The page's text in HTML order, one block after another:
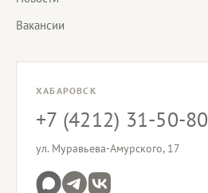
Вакансии
ХАБАРОВСК
+7 (4212) 31-50-80
ул. Муравьева-Амурского, 17